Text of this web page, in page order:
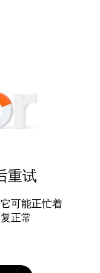
重试
可能正忙着
正常